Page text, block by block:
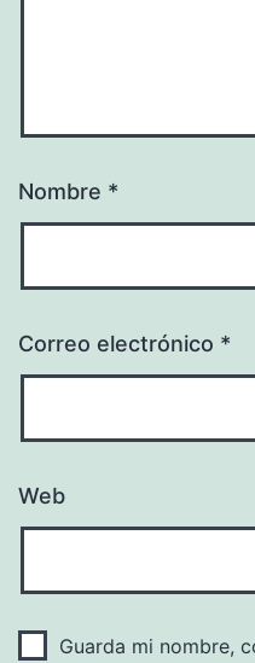
Nombre *
Correo electrónico *
Web
Guarda mi nombre,